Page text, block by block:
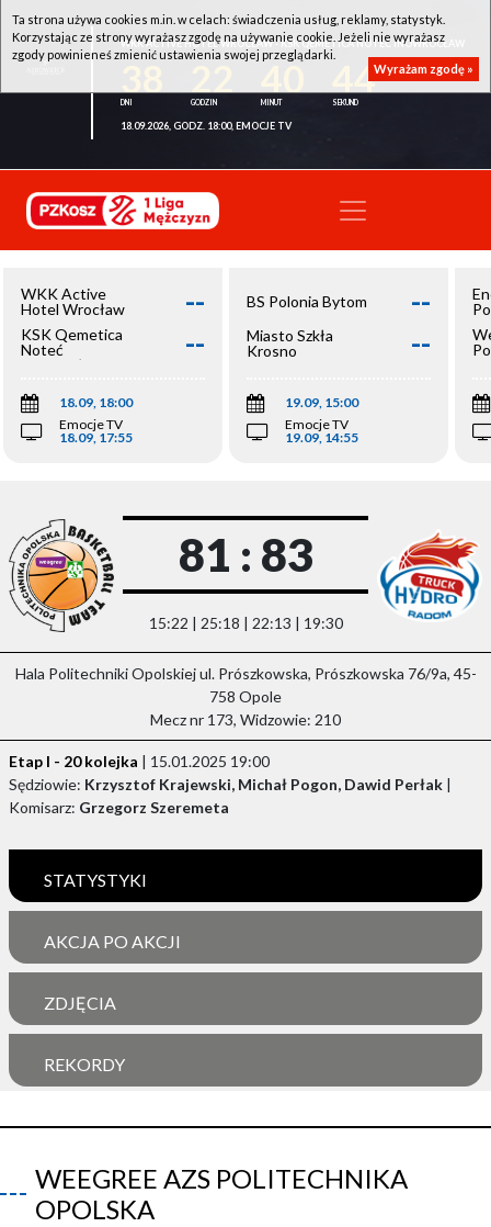
WKK ACTIVE HOTEL WROCŁAW - KSK QEMETICA NOTEĆ INOWROCŁAW
43
18.09.2026, GODZ. 18:00, EMOCJE TV
WKK Active
Hotel Wrocław
--
KSK Qemetica
Noteć
Inowrocław
--
18.09, 18:00
Emocje TV
18.09, 17:55
BS Polonia Bytom --
Miasto Szkła
Krosno
--
19.09, 15:00
Emocje TV
19.09, 14:55
81 : 83
15:22 | 25:18 | 22:13 | 19:30
Hala Politechniki Opolskiej ul. Prószkowska, Prószkowska 76/9a, 45-
758 Opole
Mecz nr 173, Widzowie: 210
Etap I - 20 kolejka | 15.01.2025 19:00
Sędziowie: Krzysztof Krajewski, Michał Pogon, Dawid Perłak |
Komisarz: Grzegorz Szeremeta
STATYSTYKI
AKCJA PO AKCJI
ZDJĘCIA
REKORDY
WEEGREE AZS POLITECHNIKA
OPOLSKA
Ta strona używa cookies m.in. w celach: świadczenia usług, reklamy, statystyk.
Korzystając ze strony wyrażasz zgodę na używanie cookie. Jeżeli nie wyrażasz
zgody powinieneś zmienić ustawienia swojej przeglądarki.
Wyrażam zgodę »